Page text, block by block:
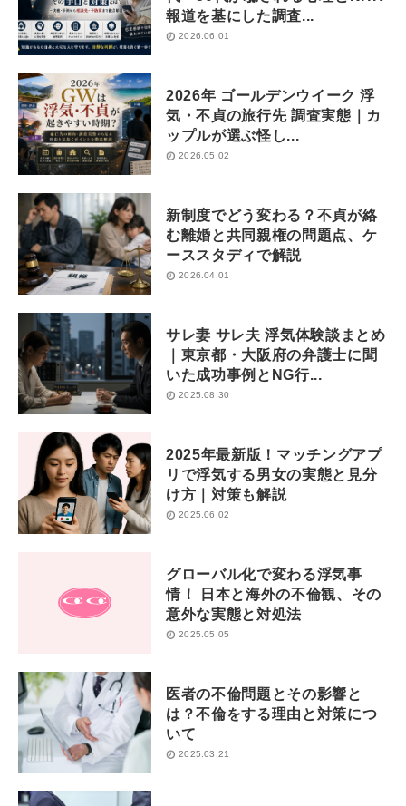
報道を基にした調査...
2026.06.01
2026年 ゴールデンウイーク 浮
気・不貞の旅行先 調査実態｜カ
ップルが選ぶ怪し...
2026.05.02
新制度でどう変わる？不貞が絡
む離婚と共同親権の問題点、ケ
ーススタディで解説
2026.04.01
サレ妻 サレ夫 浮気体験談まとめ
｜東京都・大阪府の弁護士に聞
いた成功事例とNG行...
2025.08.30
2025年最新版！マッチングアプ
リで浮気する男女の実態と見分
け方｜対策も解説
2025.06.02
グローバル化で変わる浮気事
情！ 日本と海外の不倫観、その
意外な実態と対処法
2025.05.05
医者の不倫問題とその影響と
は？不倫をする理由と対策につ
いて
2025.03.21